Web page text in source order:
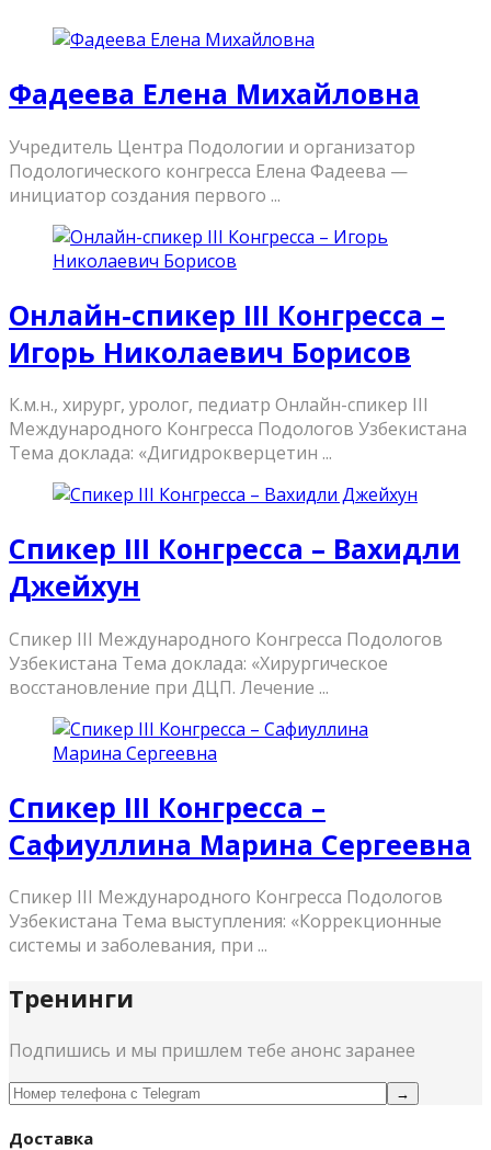
Фадеева Елена Михайловна
Учредитель Центра Подологии и организатор
Подологического конгресса Елена Фадеева —
инициатор создания первого ...
Онлайн-спикер III Конгресса –
Игорь Николаевич Борисов
К.м.н., хирург, уролог, педиатр Онлайн-спикер III
Международного Конгресса Подологов Узбекистана
Тема доклада: «Дигидрокверцетин ...
Спикер III Конгресса – Вахидли
Джейхун
Спикер III Международного Конгресса Подологов
Узбекистана Тема доклада: «Хирургическое
восстановление при ДЦП. Лечение ...
Спикер III Конгресса –
Сафиуллина Марина Сергеевна
Спикер III Международного Конгресса Подологов
Узбекистана Тема выступления: «Коррекционные
системы и заболевания, при ...
Тренинги
Подпишись и мы пришлем тебе анонс заранее
Доставка